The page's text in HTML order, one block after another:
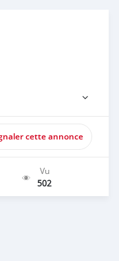
cette annonce
Vu
502